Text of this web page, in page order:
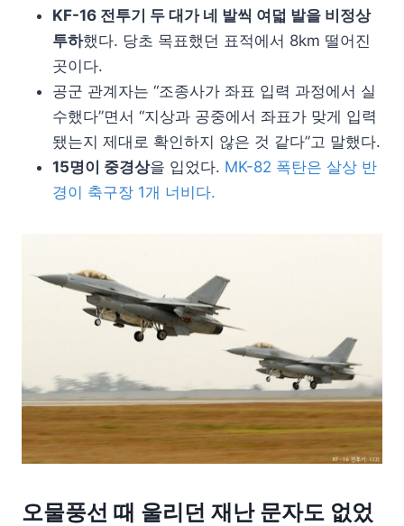
KF-16 전투기 두 대가 네 발씩 여덟 발을 비정상
투하했다. 당초 목표했던 표적에서 8km 떨어진
곳이다.
공군 관계자는 “조종사가 좌표 입력 과정에서 실
수했다”면서 “지상과 공중에서 좌표가 맞게 입력
됐는지 제대로 확인하지 않은 것 같다”고 말했다.
15명이 중경상을 입었다. MK-82 폭탄은 살상 반
경이 축구장 1개 너비다.
오물풍선 때 울리던 재난 문자도 없었